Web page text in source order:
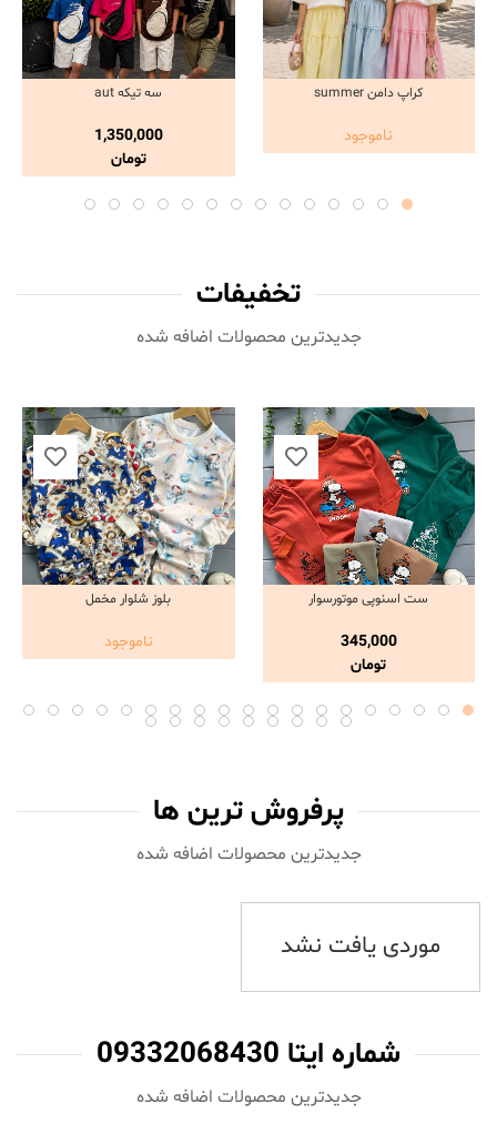
مشاهده و خرید
کراپ دامن summer
ناموجود
مشاهده و خرید
سه تیکه aut
1,350,000
تومان
تخفیفات
جدیدترین محصولات اضافه شده‌
مشاهده و خرید
ست اسنوپی موتورسوار
345,000
تومان
ناموجود
مشاهده و خرید
بلوز شلوار مخمل
ناموجود
پرفروش ترین ها
جدیدترین محصولات اضافه شده‌
موردی یافت نشد
شماره ایتا 09332068430
جدیدترین محصولات اضافه شده‌